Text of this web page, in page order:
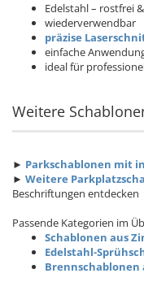
Edelstahl – rostfrei
wiederverwendbar
präzise
einfache
ideal für
Weitere
► Parkschablonen mit
► Weitere
Beschriftungen entdecken
Passende Kategorien im
Schablonen aus
Edelstahl-
Brennschablonen